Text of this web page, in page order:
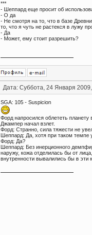
***
- Шеппард еще просит об
- О да
- Не смотря на то, что в базе
то, что я чуть не растекся в лужу
- Да
- Может, ему стоит разрешить?
Дата: Суббота, 24 Января
SGA: 105 - Suspicion
Форд напросился облететь
Джампер начал взлет.
Форд: Странно, сила тяжести не
Шеппард: Да, хотя при таком
Форд: Да?
Шеппард: Без инерционного
наружу, кожа отделилась бы от
внутренности вывалились бы в эти